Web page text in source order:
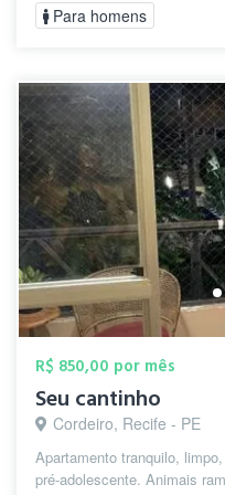
Para homens
R$ 850,00 por mês
Seu cantinho
Cordeiro, Recife - PE
Apartamento tranquilo,
pré-adolescente. Animais